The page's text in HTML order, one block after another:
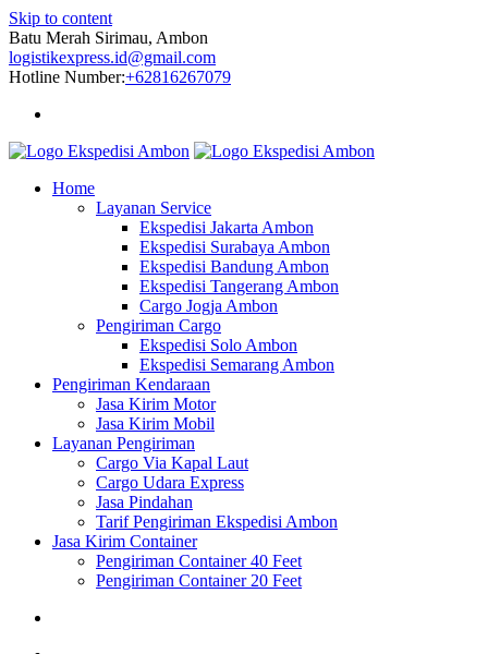
Skip to content
Batu Merah Sirimau, Ambon
logistikexpress.id@gmail.com
Hotline Number:+62816267079
Home
Layanan Service
Ekspedisi Jakarta Ambon
Ekspedisi Surabaya Ambon
Ekspedisi Bandung Ambon
Ekspedisi Tangerang Ambon
Cargo Jogja Ambon
Pengiriman Cargo
Ekspedisi Solo Ambon
Ekspedisi Semarang Ambon
Pengiriman Kendaraan
Jasa Kirim Motor
Jasa Kirim Mobil
Layanan Pengiriman
Cargo Via Kapal Laut
Cargo Udara Express
Jasa Pindahan
Tarif Pengiriman Ekspedisi Ambon
Jasa Kirim Container
Pengiriman Container 40 Feet
Pengiriman Container 20 Feet